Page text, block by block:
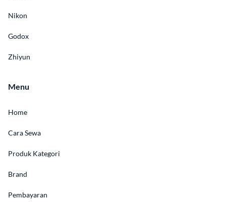
Nikon
Godox
Zhiyun
Menu
Home
Cara Sewa
Produk Kategori
Brand
Pembayaran